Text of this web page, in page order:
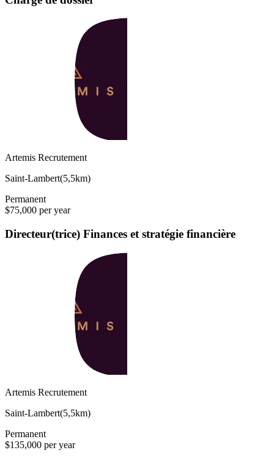
Artemis Recrutement
Saint-Lambert(5,5km)
Permanent
$75,000 per year
Directeur(trice) Finances et stratégie financière
Artemis Recrutement
Saint-Lambert(5,5km)
Permanent
$135,000 per year